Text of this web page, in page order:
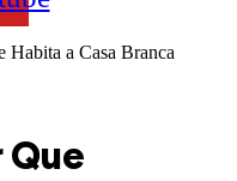
a Casa Branca
Que